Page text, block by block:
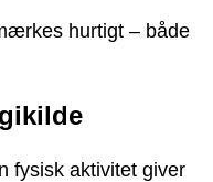
hurtigt – både
fysisk aktivitet giver